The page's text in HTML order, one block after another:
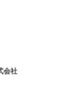
会社